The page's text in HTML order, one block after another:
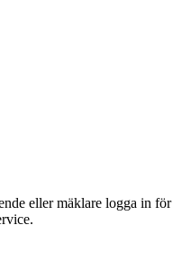
eller mäklare logga in för